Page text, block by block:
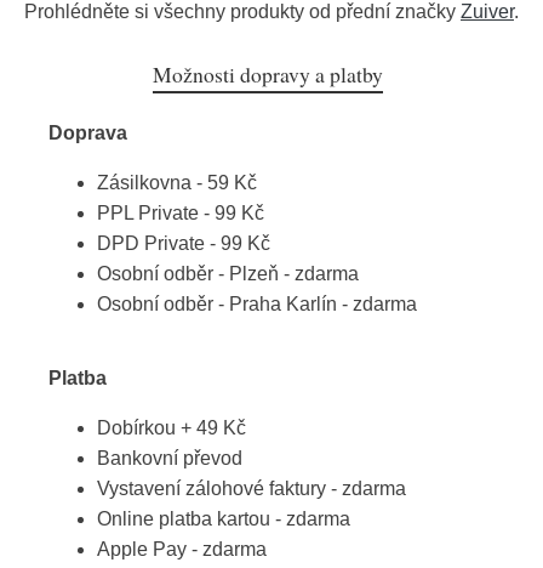
Prohlédněte si všechny produkty od přední značky Zuiver.
Možnosti dopravy a platby
Doprava
Zásilkovna - 59 Kč
PPL Private - 99 Kč
DPD Private - 99 Kč
Osobní odběr - Plzeň - zdarma
Osobní odběr - Praha Karlín - zdarma
Platba
Dobírkou + 49 Kč
Bankovní převod
Vystavení zálohové faktury - zdarma
Online platba kartou - zdarma
Apple Pay - zdarma